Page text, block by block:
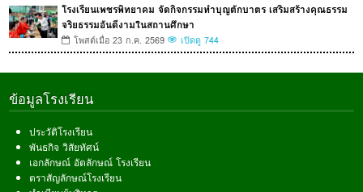
โรงเรียนเพชรพิทยาคม จัดกิจกรรมทำบุญตักบาตร เสริมสร้างคุณธรรม
จริยธรรมอันดีงามในสถานศึกษา
โพสต์เมื่อ 23 ก.ค. 2569 เปิดดู 744
ข้อมูลโรงเรียน
ประวัติโรงเรียน
พันธกิจ วิสัยทัศน์
เอกลักษณ์ อัตลักษณ์ โรงเรียน
ตราสัญลักษณ์โรงเรียน